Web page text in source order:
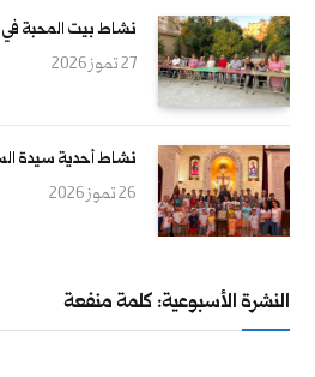
نشاط بيت المحبة في
27 تموز 2026
نشاط أحدية سيدة
26 تموز 2026
النشرة الأسبوعية: كلمة منفعة